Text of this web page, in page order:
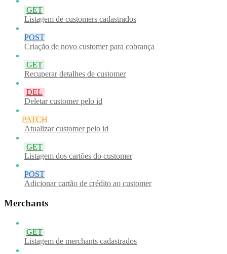
GET
Listagem de customers cadastrados
POST
Criação de novo customer para cobrança
GET
Recuperar detalhes de customer
DEL
Deletar customer pelo id
PATCH
Atualizar customer pelo id
GET
Listagem dos cartões do customer
POST
Adicionar cartão de crédito ao customer
Merchants
GET
Listagem de merchants cadastrados